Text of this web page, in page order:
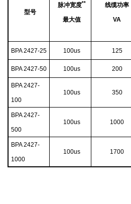
型号
脉冲宽度**
最大值
线缆功率
VA
BPA 2427-25 100us 125
BPA 2427-50 100us 200
BPA 2427-
100
100us 350
BPA 2427-
500
100us 1000
BPA 2427-
1000
100us 1700